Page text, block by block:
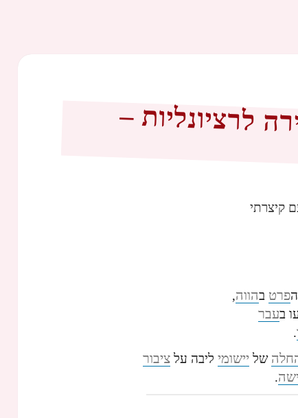
לרציונליות –
קיצרתי
פרט בהווה,
בעבר
.
של יישומיליבה על ציבור
.